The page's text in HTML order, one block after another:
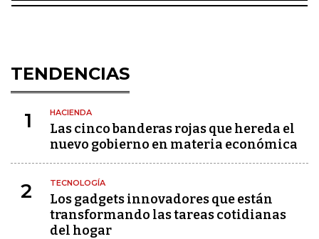
TENDENCIAS
1 HACIENDA
Las cinco banderas rojas que hereda el
nuevo gobierno en materia económica
2 TECNOLOGÍA
Los gadgets innovadores que están
transformando las tareas cotidianas
del hogar